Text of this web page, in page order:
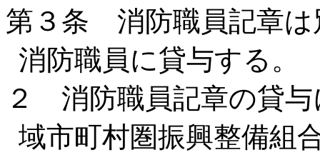
第３条 消防職員記章は
消防職員に貸与する。
２ 消防職員記章の貸与
域市町村圏振興整備組